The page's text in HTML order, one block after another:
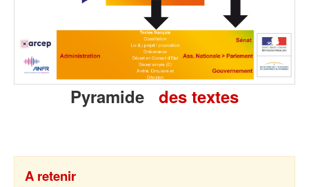
Pyramide des textes
A retenir